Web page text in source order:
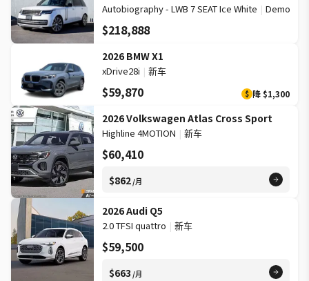
Autobiography - LWB 7 SEAT Ice White | Demo
$218,888
2026 BMW X1
xDrive28i | 新车
$59,870 $ 降 $1,300
2026 Volkswagen Atlas Cross Sport
Highline 4MOTION | 新车
$60,410
$862/月
2026 Audi Q5
2.0 TFSI quattro | 新车
$59,500
$663 /月